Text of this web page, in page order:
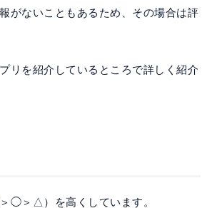
がないこともあるため、その場合は評
リを紹介しているところで詳しく紹介
◯＞△）を高くしています。